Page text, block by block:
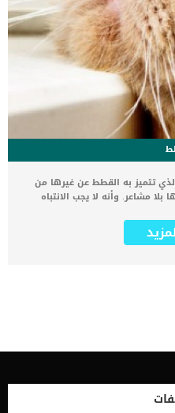
تتميز به القطط عن غيرها من
بلا مشاعر. وأنه لا يجب الانتباه
لأول مرة أو كنت من مربي القطط
جدا وتؤثر فيها التصرفات
وبرواز الحائط ولذلك فإنه يهمل
ولا اهتمام بها بأي شكل. يهمل
أو أي حوار أو تعامل معها حتى
القطة […]